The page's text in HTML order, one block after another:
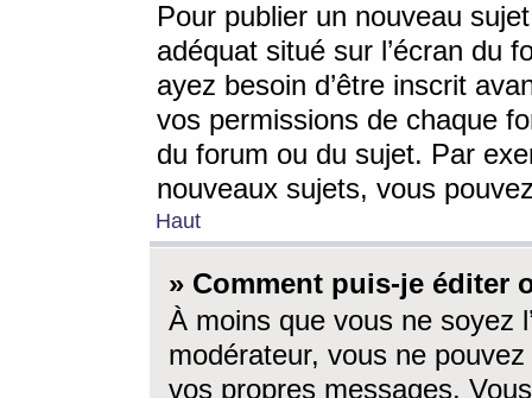
Pour publier un nouveau
adéquat situé sur l’écran du
ayez besoin d’être inscrit
vos permissions de chaque
du forum ou du sujet. Par
nouveaux sujets, vous
Haut
» Comment puis-je éditer
À moins que vous ne soyez
modérateur, vous ne
vos propres messages.